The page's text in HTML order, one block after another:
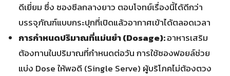
ดีเยี่ยม ซึ่ง ซองซีลกลางยาว ตอบโจทย์เรื่องนี้ได้ดีกว่า
บรรจุภัณฑ์แบบกระปุกที่เปิดแล้วอากาศเข้าได้ตลอดเวลา
การกำหนดปริมาณที่แม่นยำ (Dosage):อาหารเสริม
ต้องทานในปริมาณที่กำหนดต่อวัน การใช้ซองฟอยล์ช่วย
แบ่ง Dose ให้พอดี (Single Serve) ผู้บริโภคไม่ต้องตวง